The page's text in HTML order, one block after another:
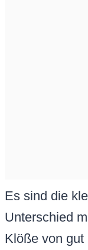
Es sind die
Unterschied
Klöße von gut